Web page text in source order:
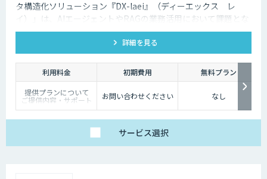
タ構造化ソリューション『DX-laei』（ディーエックス レ
イ）」は、AIエージェントやRAGの業務活用において課題とな
る「回答精度の低さ」や「利用者にプロンプト知識が求められ
る」といった運用上の問題に対し、日本語に特化した自然言語
処理技術でアプローチします。 「DX-laei」は、ドキュメント
の構造化処理に加え、ユーザーの質問意図を意味的に再構成
し、最適な検索クエリへ変換する機能を備えています。これに
より、生成AIの精度を左右する“入力精度”と“検索対象の整
備”の両面から、RAGやAIエージェントの回答品質を向上させ
ます。
詳細を見る
利用料金 初期費用
無料プラン
提供プランについて
ご提供内容・サポート
範囲の違いに応じて、
汎用的な高精度ドキュ
お問い合わせください なし
サービス選択